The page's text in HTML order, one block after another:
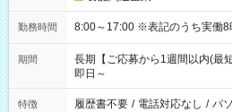
勤務時間 8:00～17:00 ※表記のうち実
期間
長期【ご応募から1週間以内(最
即日～
特徴 履歴書不要 / 電話対応なし / パ